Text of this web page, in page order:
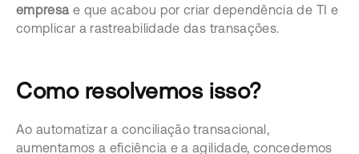
empresa e que acabou por criar dependência de TI e
complicar a rastreabilidade das transações.
Como resolvemos isso?
Ao automatizar a conciliação transacional,
aumentamos a eficiência e a agilidade, concedemos